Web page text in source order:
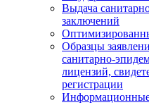
Выдача
заключений
Образцы
санитарно-
лицензий,
регистрации